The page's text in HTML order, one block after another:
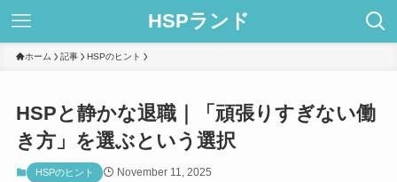
HSPランド
ホーム 記事 HSPのヒント
HSPと静かな退職｜「頑張りすぎない働
き方」を選ぶという選択
HSPのヒント November 11, 2025